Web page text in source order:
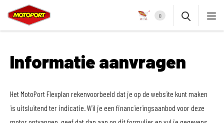
0
Informatie aanvragen
Het MotoPort Flexplan rekenvoorbeeld dat je op de website kunt maken
is uitsluitend ter indicatie. Wil je een financieringsaanbod voor deze